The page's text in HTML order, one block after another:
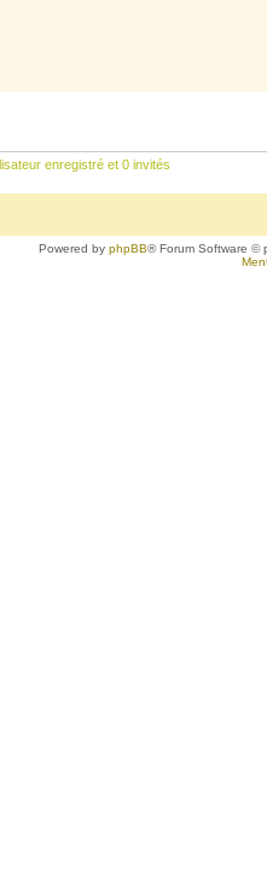
enregistré et 0 invités
Powered byphpBB® Forum Software ©